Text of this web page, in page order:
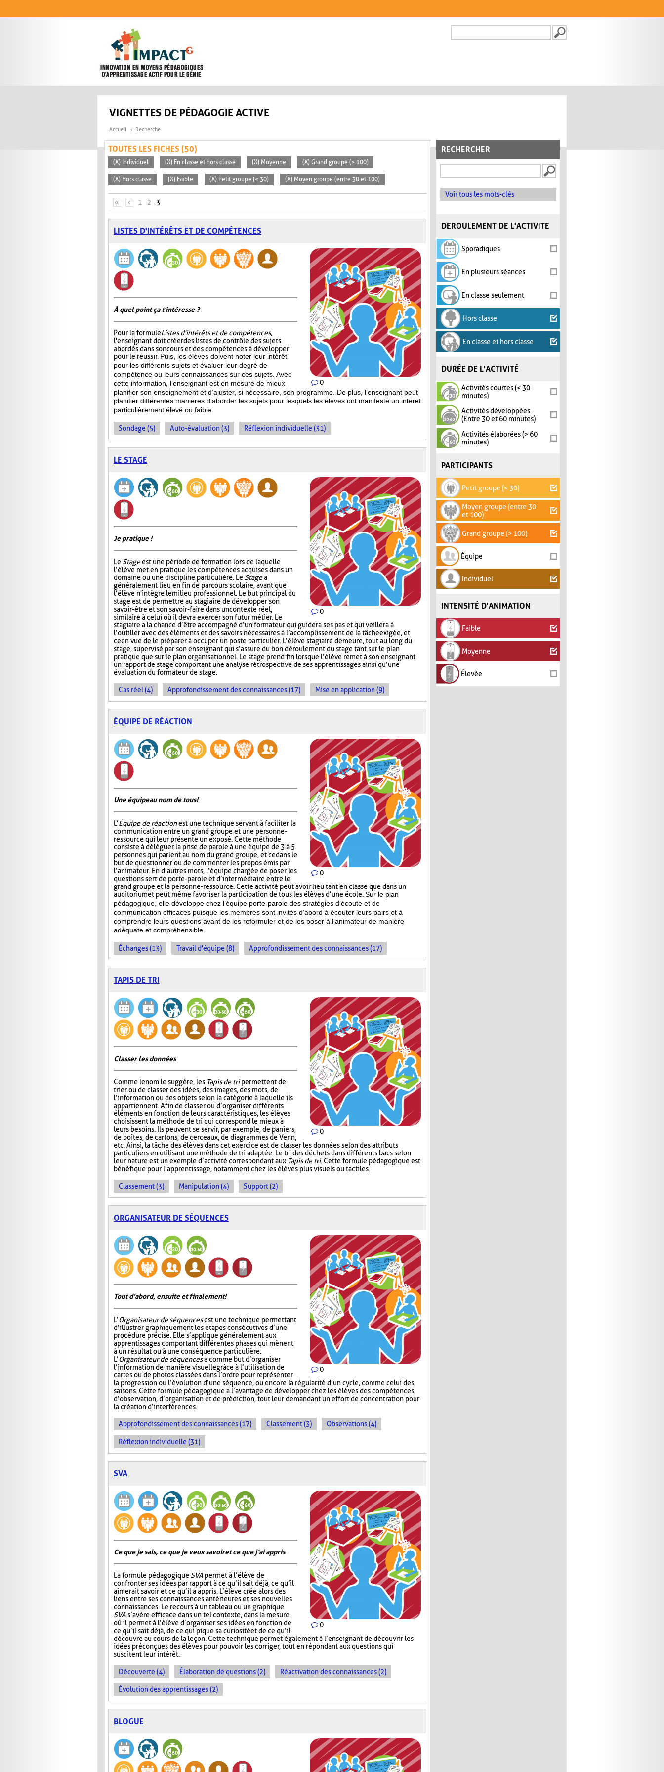
FORMULAIRE DE
VIGNETTES DE PÉDAGOGIE ACTIVE
Accueil Recherche
RECHERCHER
Voir tous les mots-clés
DÉROULEMENT DE L'ACTIVITÉ
Sporadiques
En plusieurs séances
En classe seulement
Hors classe
En classe et hors classe
DURÉE DE L'ACTIVITÉ
Activités courtes (< 30
minutes)
Activités développées
(Entre 30 et 60 minutes)
Activités élaborées (> 60
minutes)
PARTICIPANTS
Petit groupe (< 30)
Moyen groupe (entre 30
et 100)
Grand groupe (> 100)
Équipe
Individuel
INTENSITÉ D'ANIMATION
Faible
Moyenne
Élevée
TOUTES LES FICHES (50)
(X) Individuel (X) En classe et hors classe (X) Moyenne (X) Grand groupe (> 100)
(X) Hors classe (X) Faible (X) Petit groupe (< 30) (X) Moyen groupe (entre 30 et 100)
PAGES
« ‹ 1 2 3
LISTES D'INTÉRÊTS ET DE COMPÉTENCES
0
À quel point ça t'intéresse ?
Pour la formuleListes d'intérêts et de compétences,
l'enseignant doit créer des listes de contrôle des sujets
abordés dans son cours et des compétences à développer
pour le réussir. Puis, les élèves doivent noter leur intérêt
pour les différents sujets et évaluer leur degré de
compétence ou leurs connaissances sur ces sujets. Avec
cette information, l’enseignant est en mesure de mieux
planifier son enseignement et d’ajuster, si nécessaire, son programme. De plus, l’enseignant peut
planifier différentes manières d’aborder les sujets pour lesquels les élèves ont manifesté un intérêt
particulièrement élevé ou faible.
Sondage (5) Auto-évaluation (3) Réflexion individuelle (31)
LE STAGE
0
Je pratique !
Le Stageest une période de formation lors de laquelle
l’élève met en pratique les compétences acquises dans un
domaine ou une discipline particulière. Le Stagea
généralement lieu en fin de parcours scolaire, avant que
l’élève n'intègre le milieu professionnel. Le but principal du
stage est de permettre au stagiaire de développer son
savoir-être et son savoir-faire dans un contexte réel,
similaire à celui où il devra exercer son futur métier. Le
stagiaire a la chance d’être accompagné d’un formateur qui guidera ses pas et qui veillera à
l’outiller avec des éléments et des savoirs nécessaires à l’accomplissement de la tâche exigée, et
ce en vue de le préparer à occuper un poste particulier. L’élève stagiaire demeure, tout au long du
stage, supervisé par son enseignant qui s’assure du bon déroulement du stage tant sur le plan
pratique que sur le plan organisationnel. Le stage prend fin lorsque l’élève remet à son enseignant
un rapport de stage comportant une analyse rétrospective de ses apprentissages ainsi qu’une
évaluation du formateur de stage.
Cas réel (4) Approfondissement des connaissances (17) Mise en application (9)
ÉQUIPE DE RÉACTION
0
Une équipe au nom de tous!
L’Équipe de réactionest une technique servant à faciliter la
communication entre un grand groupe et une personne-
ressource qui leur présente un exposé. Cette méthode
consiste à déléguer la prise de parole à une équipe de 3 à 5
personnes qui parlent au nom du grand groupe, et ce dans le
but de questionner ou de commenter les propos émis par
l’animateur. En d’autres mots, l’équipe chargée de poser les
questions sert de porte-parole et d’intermédiaire entre le
grand groupe et la personne-ressource. Cette activité peut avoir lieu tant en classe que dans un
auditorium et peut même favoriser la participation de tous les élèves d’une école.Sur le plan
pédagogique, elle développe chez l’équipe porte-parole des stratégies d’écoute et de
communication efficaces puisque les membres sont invités d’abord à écouter leurs pairs et à
comprendre leurs questions avant de les reformuler et de les poser à l’animateur de manière
adéquate et compréhensible.
Échanges (13) Travail d'équipe (8) Approfondissement des connaissances (17)
TAPIS DE TRI
0
Classer les données
Comme le nom le suggère, les Tapis de tripermettent de
trier ou de classer des idées, des images, des mots, de
l’information ou des objets selon la catégorie à laquelle ils
appartiennent. Afin de classer ou d’organiser différents
éléments en fonction de leurs caractéristiques, les élèves
choisissent la méthode de tri qui correspond le mieux à
leurs besoins. Ils peuvent se servir, par exemple, de paniers,
de boîtes, de cartons, de cerceaux, de diagrammes de Venn,
etc. Ainsi, la tâche des élèves dans cet exercice est de classer les données selon des attributs
particuliers en utilisant une méthode de tri adaptée. Le tri des déchets dans différents bacs selon
leur nature est un exemple d’activité correspondant aux Tapis de tri. Cette formule pédagogique est
bénéfique pour l’apprentissage, notamment chez les élèves plus visuels ou tactiles.
Classement (3) Manipulation (4) Support (2)
ORGANISATEUR DE SÉQUENCES
0
Tout d’abord, ensuite et finalement!
L’Organisateur de séquencesest une technique permettant
d’illustrer graphiquement les étapes consécutives d’une
procédure précise. Elle s’applique généralement aux
apprentissages comportant différentes phases qui mènent
à un résultat ou à une conséquence particulière.
L’Organisateur de séquencesa comme but d’organiser
l’information de manière visuellegrâce à l’utilisation de
cartes ou de photos classées dans l’ordre pour représenter
la progression ou l’évolution d’une séquence, ou encore la régularité d’un cycle, comme celui des
saisons. Cette formule pédagogique a l’avantage de développer chez les élèves des compétences
d’observation, d’organisation et de prédiction, tout leur demandant un effort de concentration pour
la création d’interférences.
Approfondissement des connaissances (17) Classement (3) Observations (4)
Réflexion individuelle (31)
SVA
0
Ce que je sais, ce que je veux savoir et ce que j’ai appris
La formule pédagogique SVA permet à l’élève de
confronter ses idées par rapport à ce qu’il sait déjà, ce qu’il
aimerait savoir et ce qu’il a appris. L’élève crée alors des
liens entre ses connaissances antérieures et ses nouvelles
connaissances. Le recours à un tableau ou un graphique
SVAs’avère efficace dans un tel contexte, dans la mesure
où il permet à l’élève d’organiser ses idées en fonction de
ce qu’il sait déjà, de ce qui pique sa curiosité et de ce qu’il
découvre au cours de la leçon. Cette technique permet également à l’enseignant de découvrir les
idées préconçues des élèves pour pouvoir les corriger, tout en répondant aux questions qui
suscitent leur intérêt.
Découverte (4) Élaboration de questions (2) Réactivation des connaissances (2)
Évolution des apprentissages (2)
BLOGUE